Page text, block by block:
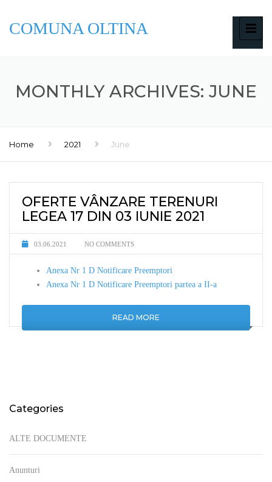
COMUNA OLTINA
MONTHLY ARCHIVES: JUNE
Home 2021 June
OFERTE VÂNZARE TERENURI
LEGEA 17 DIN 03 IUNIE 2021
03.06.2021 NO COMMENTS
Anexa Nr 1 D Notificare Preemptori
Anexa Nr 1 D Notificare Preemptori partea a II-a
READ MORE
Categories
ALTE DOCUMENTE
Anunturi